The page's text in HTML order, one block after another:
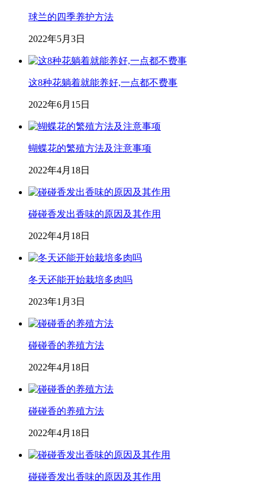
球兰的四季养护方法
2022年5月3日
这8种花躺着就能养好,一点都不费事
2022年6月15日
蝴蝶花的繁殖方法及注意事项
2022年4月18日
碰碰香发出香味的原因及其作用
2022年4月18日
冬天还能开始栽培多肉吗
2023年1月3日
碰碰香的养殖方法
2022年4月18日
碰碰香的养殖方法
2022年4月18日
碰碰香发出香味的原因及其作用